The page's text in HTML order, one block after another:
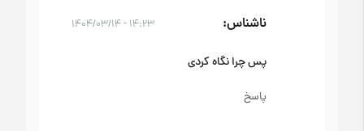
ناشناس ۱۴:۲۳ - ۱۴۰۴/۰۳/۱۴
پس چرا نگاه کردی
پاسخ